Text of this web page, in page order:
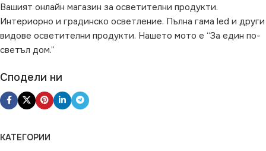
Магазин,за Офис, за Таван ,
за Тераса
ВИД LED
НАЧИН НА МОНТАЖ
Вашият онлайн магазин за осветителни продукти.
Интериорно и градинско осветление. Пълна гама led и други
видове осветителни продукти. Нашето мото е “За един по-
светъл дом.”
Сподели ни
КАТЕГОРИИ